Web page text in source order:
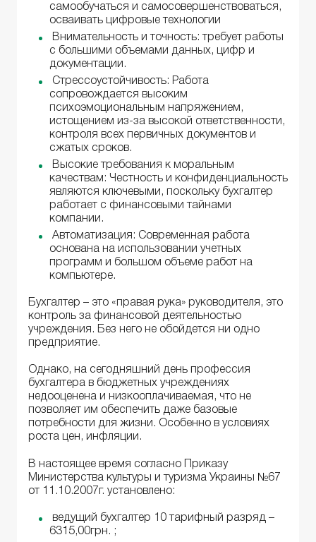
самообучаться и самосовершенствоваться,
осваивать цифровые технологии
Внимательность и точность: требует работы
с большими объемами данных, цифр и
документации.
Стрессоустойчивость: Работа
сопровождается высоким
психоэмоциональным напряжением,
истощением из-за высокой ответственности,
контроля всех первичных документов и
сжатых сроков.
Высокие требования к моральным
качествам: Честность и конфиденциальность
являются ключевыми, поскольку бухгалтер
работает с финансовыми тайнами
компании.
Автоматизация: Современная работа
основана на использовании учетных
программ и большом объеме работ на
компьютере.
Бухгалтер – это «правая рука» руководителя, это
контроль за финансовой деятельностью
учреждения. Без него не обойдется ни одно
предприятие.
Однако, на сегодняшний день профессия
бухгалтера в бюджетных учреждениях
недооценена и низкооплачиваемая, что не
позволяет им обеспечить даже базовые
потребности для жизни. Особенно в условиях
роста цен, инфляции.
В настоящее время согласно Приказу
Министерства культуры и туризма Украины №67
от 11.10.2007г. установлено:
ведущий бухгалтер 10 тарифный разряд –
6315,00грн. ;